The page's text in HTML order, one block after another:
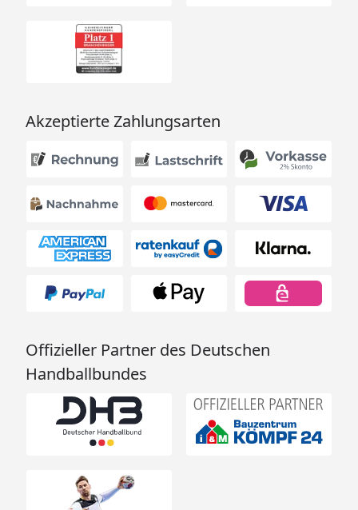
Akzeptierte Zahlungsarten
Offizieller Partner des Deutschen
Handballbundes